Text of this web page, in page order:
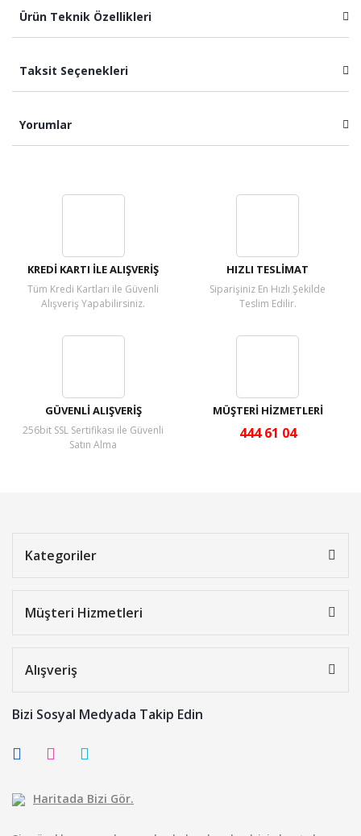
Ürün Teknik Özellikleri
Taksit Seçenekleri
Yorumlar
KREDİ KARTI İLE ALIŞVERİŞ
Tüm Kredi Kartları ile Güvenli
Alışveriş Yapabilirsiniz.
HIZLI TESLİMAT
Siparişiniz En Hızlı Şekilde
Teslim Edilir.
GÜVENLİ ALIŞVERİŞ
256bit SSL Sertifikası ile Güvenli
Satın Alma
MÜŞTERİ HİZMETLERİ
444 61 04
Kategoriler
Müşteri Hizmetleri
Alışveriş
Bizi Sosyal Medyada Takip Edin
Haritada Bizi Gör.